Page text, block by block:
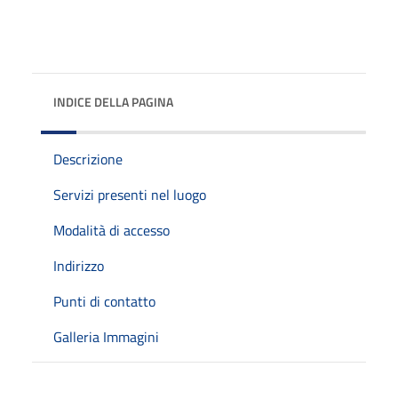
INDICE DELLA PAGINA
Descrizione
Servizi presenti nel luogo
Modalità di accesso
Indirizzo
Punti di contatto
Galleria Immagini